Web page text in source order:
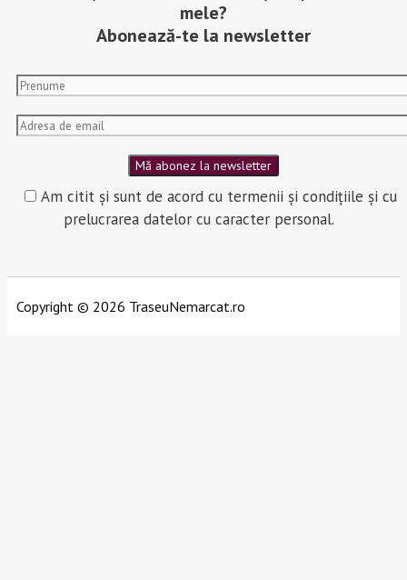
mele?
Abonează-te la newsletter
Am citit și sunt de acord cu termenii și condițiile și cu
prelucrarea datelor cu caracter personal.
Copyright © 2026 TraseuNemarcat.ro